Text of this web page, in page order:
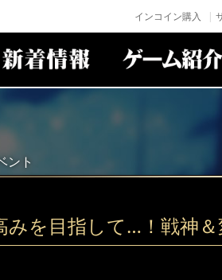
インコイン購入
ント
みを目指して…！戦神＆